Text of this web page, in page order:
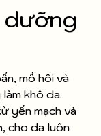
dưỡng
mồ hôi và
khô da.
yến mạch và
, cho da luôn